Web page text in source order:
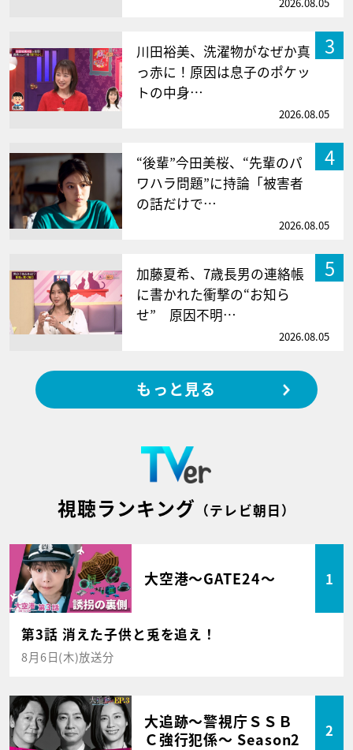
3
川田裕美、洗濯物がなぜか真
っ赤に！原因は息子のポケッ
トの中身…
2026.08.05
4
“後輩”今田美桜、“先輩のパ
ワハラ問題”に持論「被害者
の話だけで…
2026.08.05
5
加藤夏希、7歳長男の連絡帳
に書かれた衝撃の“お知ら
せ” 原因不明…
2026.08.05
もっと見る
視聴ランキング （テレビ朝日）
大空港～GATE24～ 1
第3話 消えた子供と兎を追え！
8月6日(木)放送分
大追跡～警視庁ＳＳＢ
Ｃ強行犯係～ Season2
2